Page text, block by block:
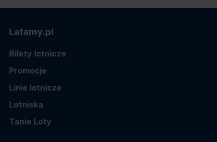
Latamy.pl
Bilety lotnicze
Promocje
Linie lotnicze
Lotniska
Tanie Loty